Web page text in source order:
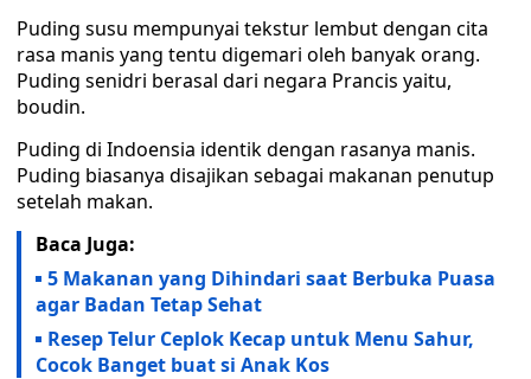
Puding susu mempunyai tekstur lembut dengan cita
rasa manis yang tentu digemari oleh banyak orang.
Puding senidri berasal dari negara Prancis yaitu,
boudin.
Puding di Indoensia identik dengan rasanya manis.
Puding biasanya disajikan sebagai makanan penutup
setelah makan.
Baca Juga:
5 Makanan yang Dihindari saat Berbuka Puasa
agar Badan Tetap Sehat
Resep Telur Ceplok Kecap untuk Menu Sahur,
Cocok Banget buat si Anak Kos